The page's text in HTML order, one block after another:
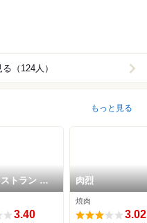
（124人）
もっと見る
トラン 肥
よかよか
3.40
肉烈
焼肉
3.02